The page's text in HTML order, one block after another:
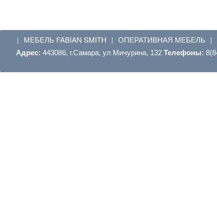
| МЕБЕЛЬ FABIAN SMITH | ОПЕРАТИВНАЯ МЕБЕЛЬ |
Адрес: 443086, г.Самара, ул Мичурина, 132 Телефоны: